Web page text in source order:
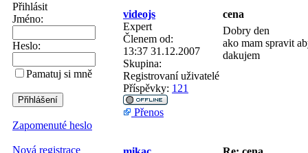
Přihlásit
Jméno:
Heslo:
Pamatuj si mně
Zapomenuté heslo
Nová registrace
videojs
cena
Expert
Členem od:
13:37 31.12.2007
Skupina:
Registrovaní uživatelé
Příspěvky: 121
Dobry den
ako mam spravit
dakujem
Přenos